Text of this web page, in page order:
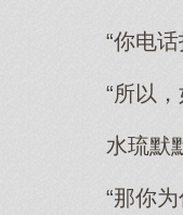
“你电
“所以
水琉默
“那你